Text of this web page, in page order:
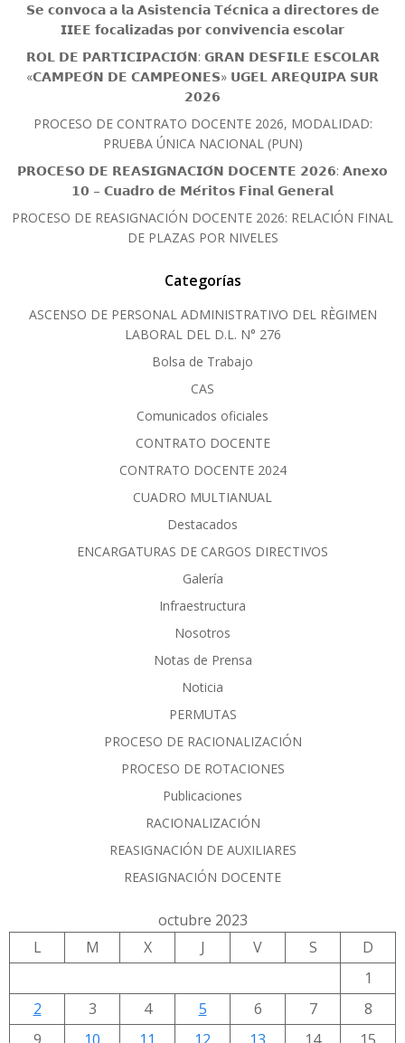
𝗦𝗲 𝗰𝗼𝗻𝘃𝗼𝗰𝗮 𝗮 𝗹𝗮 𝗔𝘀𝗶𝘀𝘁𝗲𝗻𝗰𝗶𝗮 𝗧𝗲́𝗰𝗻𝗶𝗰𝗮 𝗮 𝗱𝗶𝗿𝗲𝗰𝘁𝗼𝗿𝗲𝘀 𝗱𝗲
𝗜𝗜𝗘𝗘 𝗳𝗼𝗰𝗮𝗹𝗶𝘇𝗮𝗱𝗮𝘀 𝗽𝗼𝗿 𝗰𝗼𝗻𝘃𝗶𝘃𝗲𝗻𝗰𝗶𝗮 𝗲𝘀𝗰𝗼𝗹𝗮𝗿
𝗥𝗢𝗟 𝗗𝗘 𝗣𝗔𝗥𝗧𝗜𝗖𝗜𝗣𝗔𝗖𝗜𝗢́𝗡: 𝗚𝗥𝗔𝗡 𝗗𝗘𝗦𝗙𝗜𝗟𝗘 𝗘𝗦𝗖𝗢𝗟𝗔𝗥
«𝗖𝗔𝗠𝗣𝗘𝗢́𝗡 𝗗𝗘 𝗖𝗔𝗠𝗣𝗘𝗢𝗡𝗘𝗦» 𝗨𝗚𝗘𝗟 𝗔𝗥𝗘𝗤𝗨𝗜𝗣𝗔 𝗦𝗨𝗥
𝟮𝟬𝟮𝟲
PROCESO DE CONTRATO DOCENTE 2026, MODALIDAD:
PRUEBA ÚNICA NACIONAL (PUN)
𝗣𝗥𝗢𝗖𝗘𝗦𝗢 𝗗𝗘 𝗥𝗘𝗔𝗦𝗜𝗚𝗡𝗔𝗖𝗜𝗢́𝗡 𝗗𝗢𝗖𝗘𝗡𝗧𝗘 𝟮𝟬𝟮𝟲: 𝗔𝗻𝗲𝘅𝗼
𝟭𝟬 – 𝗖𝘂𝗮𝗱𝗿𝗼 𝗱𝗲 𝗠𝗲́𝗿𝗶𝘁𝗼𝘀 𝗙𝗶𝗻𝗮𝗹 𝗚𝗲𝗻𝗲𝗿𝗮𝗹
PROCESO DE REASIGNACIÓN DOCENTE 2026: RELACIÓN FINAL
DE PLAZAS POR NIVELES
Categorías
ASCENSO DE PERSONAL ADMINISTRATIVO DEL RÈGIMEN
LABORAL DEL D.L. N° 276
Bolsa de Trabajo
CAS
Comunicados oficiales
CONTRATO DOCENTE
CONTRATO DOCENTE 2024
CUADRO MULTIANUAL
Destacados
ENCARGATURAS DE CARGOS DIRECTIVOS
Galería
Infraestructura
Nosotros
Notas de Prensa
Noticia
PERMUTAS
PROCESO DE RACIONALIZACIÓN
PROCESO DE ROTACIONES
Publicaciones
RACIONALIZACIÓN
REASIGNACIÓN DE AUXILIARES
REASIGNACIÓN DOCENTE
octubre 2023
L
M X J V S
D
1
2
3 4 5 6 7
8